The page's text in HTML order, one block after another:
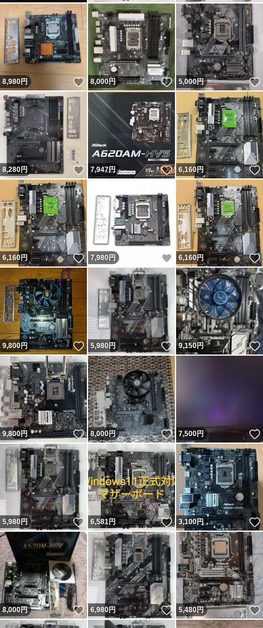
8,980円 いいね！
8,000円 いいね！
5,000円
8,280円 いいね！
7,947円 いいね！
6,160円
6,160円 いいね！
7,980 円 いいね！
6,160円
9,800円 いいね！
5,980円 いいね！
9,150円
9,800円 いいね！
8,000円 いいね！
7,500円
5,980円 いいね！
6,581円 いいね！
3,100円
8,000円 いいね！
6,980円 いいね！
5,480円